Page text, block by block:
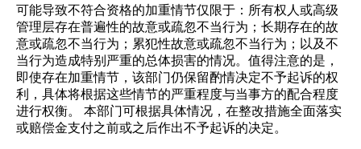
可能导致不符合资格的加重情节仅限于：所有权人或高级
管理层存在普遍性的故意或疏忽不当行为；长期存在的故
意或疏忽不当行为；累犯性故意或疏忽不当行为；以及不
当行为造成特别严重的总体损害的情况。值得注意的是，
即使存在加重情节，该部门仍保留酌情决定不予起诉的权
利，具体将根据这些情节的严重程度与当事方的配合程度
进行权衡。 本部门可根据具体情况，在整改措施全面落实
或赔偿金支付之前或之后作出不予起诉的决定。